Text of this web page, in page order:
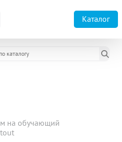
Каталог
на обучающий